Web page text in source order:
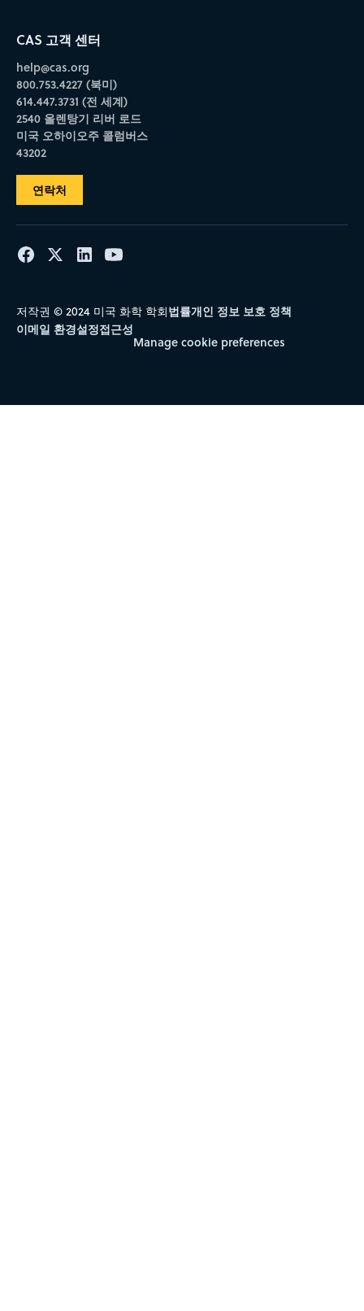
CAS 고객 센터
help@cas.org
800.753.4227 (북미)
614.447.3731 (전 세계)
2540 올렌탕기 리버 로드
미국 오하이오주 콜럼버스
43202
연락처
저작권 © 2024 미국 화학 학회법률개인 정보 보호 정책
이메일 환경설정접근성
Manage cookie preferences